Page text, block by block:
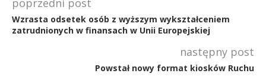
Wzrasta odsetek osób z wyższym wykształceniem
zatrudnionych w finansach w Unii Europejskiej
następny post
Powstał nowy format kiosków Ruchu